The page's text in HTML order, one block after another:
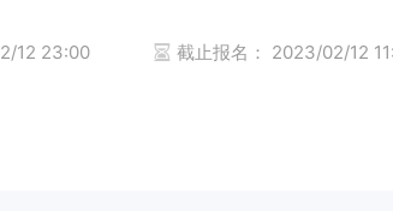
12 23:00
截止报名： 2023/02/12